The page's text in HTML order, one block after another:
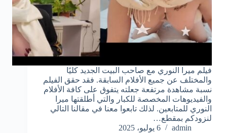
فيلم ميرا النوري مع صاحب البيت الجديد كليًا
والمختلف عن جميع الأفلام السابقة. فقد حقق الفيلم
نسبة مشاهدة مرتفعة جعلته يتفوق على كافة الأفلام
والفيديوهات المخصصة للكبار والتي أطلقتها ميرا
النوري للمتابعين. لذلك تابعوا معنا في مقالنا التالي
لنزودكم بمقطع…
admin
6 يوليو، 2025